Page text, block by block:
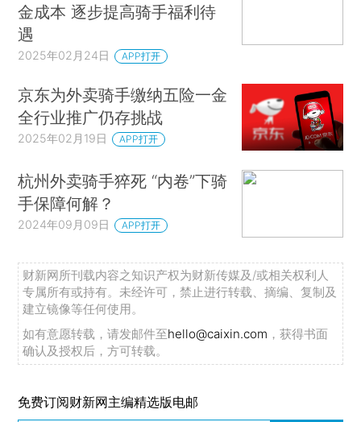
金成本 逐步提高骑手福利待
遇
2025年02月24日 APP打开
京东为外卖骑手缴纳五险一金
全行业推广仍存挑战
2025年02月19日 APP打开
杭州外卖骑手猝死 “内卷”下骑
手保障何解？
2024年09月09日 APP打开
财新网所刊载内容之知识产权为财新传媒及/或相关权利人
专属所有或持有。未经许可，禁止进行转载、摘编、复制及
建立镜像等任何使用。
如有意愿转载，请发邮件至hello@caixin.com ，获得书面
确认及授权后，方可转载。
免费订阅财新网主编精选版电邮